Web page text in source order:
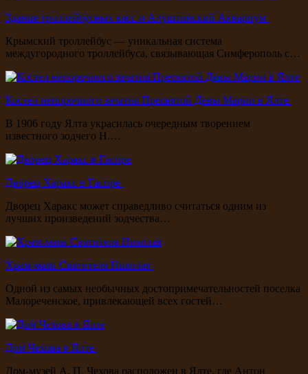
Здание троллейбусных касс и Алуштинский Аквариум
Крымский троллейбус — уникальная система
междугородного троллейбуса, связывающая Симферополь с…
Костел непорочного зачатия Пресвятой Девы Марии в Ялте
В 1906 году Ялта украсилась очередным творением
известного зодчего Н.…
Дворец Харакс в Гаспре
Дворец Харакс может справедливо считаться одним из
лучших произведений зодчества…
Храм-маяк Святителя Николая
Одной из самых необычных достопримечательностей поселка
Малореченское, привлекающей всех гостей…
Дом Чехова в Ялте
Дом-музей А. П. Чехова расположен в Ялте, где Антон